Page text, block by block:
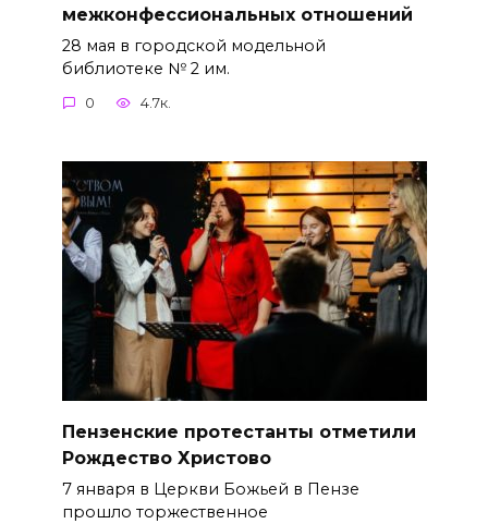
межконфессиональных отношений
28 мая в городской модельной
библиотеке № 2 им.
0 4.7к.
Пензенские протестанты отметили
Рождество Христово
7 января в Церкви Божьей в Пензе
прошло торжественное